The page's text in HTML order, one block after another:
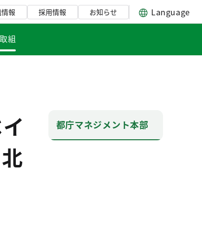
報 採用情報 お知らせ Language
組
都庁マネジメント本部